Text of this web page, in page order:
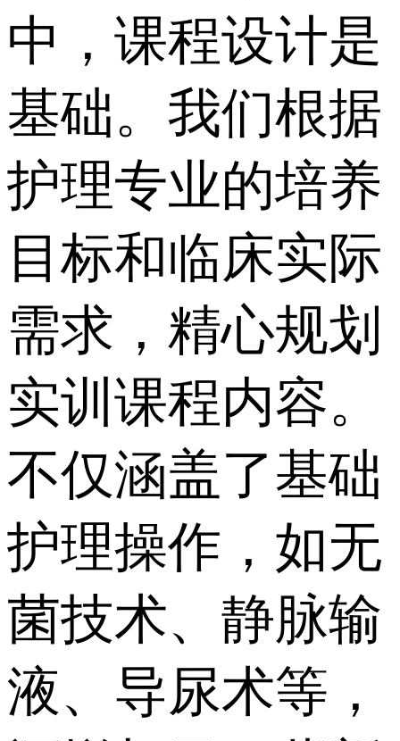
中，课程设计是
基础。我们根据
护理专业的培养
目标和临床实际
需求，精心规划
实训课程内容。
不仅涵盖了基础
护理操作，如无
菌技术、静脉输
液、导尿术等，